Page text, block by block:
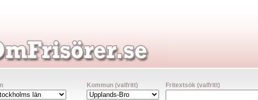
Kommun (valfritt) Fritextsök (valfritt)